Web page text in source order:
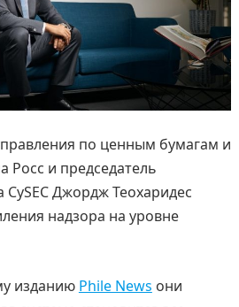
по ценным бумагам и
Росс и председатель
CySEC Джордж Теохаридес
надзора на уровне
изданию Phile News они